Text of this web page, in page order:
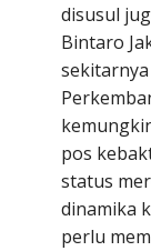
disusul
Bintaro
pos
status
dinamika
perlu